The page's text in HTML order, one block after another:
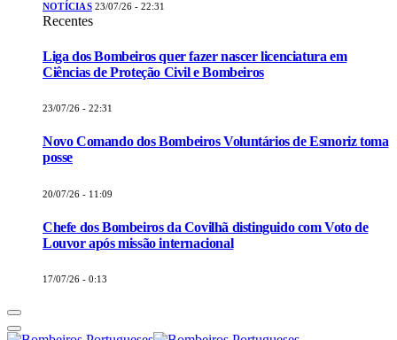
NOTÍCIAS 23/07/26 - 22:31
Recentes
Liga dos Bombeiros quer fazer nascer licenciatura em
Ciências de Proteção Civil e Bombeiros
23/07/26 - 22:31
Novo Comando dos Bombeiros Voluntários de Esmoriz toma
posse
20/07/26 - 11:09
Chefe dos Bombeiros da Covilhã distinguido com Voto de
Louvor após missão internacional
17/07/26 - 0:13